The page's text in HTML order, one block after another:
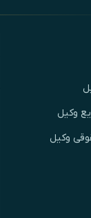
وکیل
وکیل